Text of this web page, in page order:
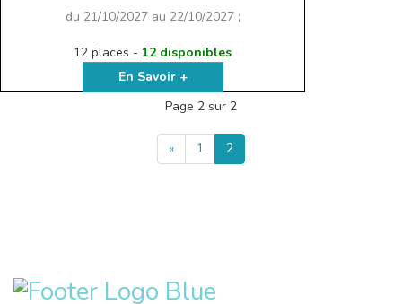
du 21/10/2027 au 22/10/2027 ;
12 places - 12 disponibles
En Savoir +
Page 2 sur 2
« 1 2